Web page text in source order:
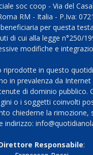
soc coop - Via del
RM - Italia - P.Iva:
per questa
di cui alla legge n°250/
modifiche e
riprodotte in questo
in prevalenza da Internet
di dominio pubblico.
o i soggetti coinvolti
chiederne la rimozione,
indirizzo:
Responsabile: